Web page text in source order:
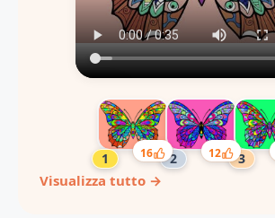
16 12
Visualizza tutto →